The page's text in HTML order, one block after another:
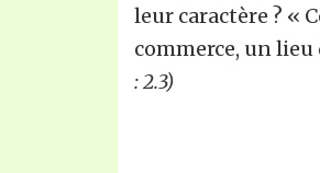
leur caractère ? «
commerce, un lieu
: 2.3)